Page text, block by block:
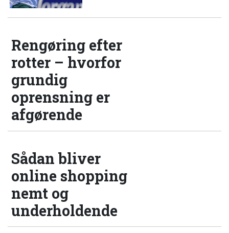
Rengøring efter
rotter – hvorfor
grundig
oprensning er
afgørende
Sådan bliver
online shopping
nemt og
underholdende